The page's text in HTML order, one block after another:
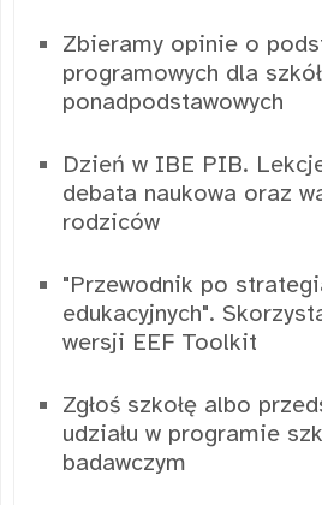
Zbieramy opinie o
programowych dla szkół
ponadpodstawowych
Dzień w IBE PIB.
debata naukowa oraz
rodziców
"Przewodnik po
edukacyjnych".
wersji EEF Toolkit
Zgłoś szkołę albo
udziału w programie
badawczym